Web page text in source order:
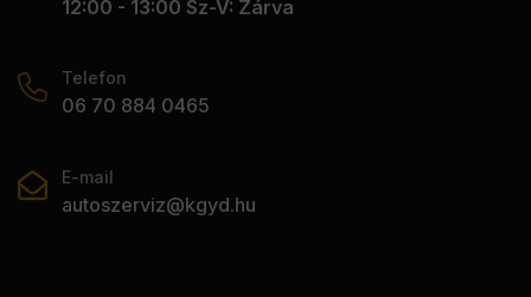
12:00 - 13:00 Sz-V: Zárva
Telefon
06 70 884 0465
E-mail
autoszerviz@kgyd.hu